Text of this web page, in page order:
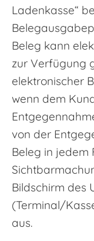
Ladenkasse“
Beleg kann
zur Verfügung
elektronischer
wenn dem
von der
Beleg in jedem
Bildschirm des
(Terminal/
aus.